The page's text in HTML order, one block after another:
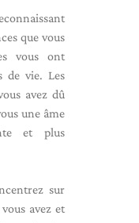
que vous
vous ont
de vie. Les
avez dû
une âme
et plus
sur
avez et